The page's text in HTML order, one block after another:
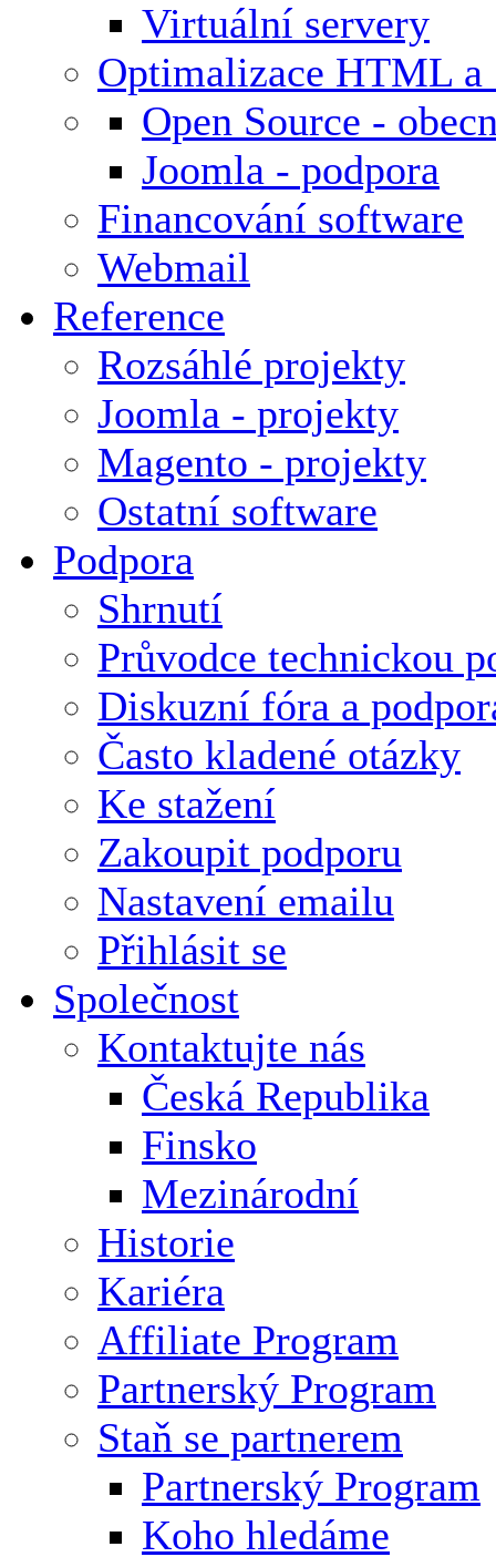
Virtuální servery
Optimalizace HTML a
Open Source -
Joomla - podpora
Financování software
Webmail
Reference
Rozsáhlé projekty
Joomla - projekty
Magento - projekty
Ostatní software
Podpora
Shrnutí
Průvodce technickou
Diskuzní fóra a
Často kladené otázky
Ke stažení
Zakoupit podporu
Nastavení emailu
Přihlásit se
Společnost
Kontaktujte nás
Česká Republika
Finsko
Mezinárodní
Historie
Kariéra
Affiliate Program
Partnerský Program
Staň se partnerem
Partnerský Program
Koho hledáme